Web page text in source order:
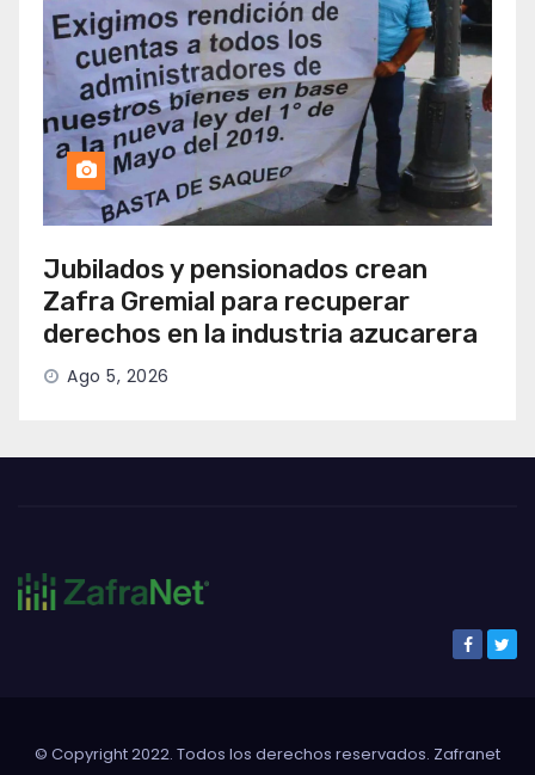
Jubilados y pensionados crean
Zafra Gremial para recuperar
derechos en la industria azucarera
Ago 5, 2026
© Copyright 2022. Todos los derechos reservados. Zafranet